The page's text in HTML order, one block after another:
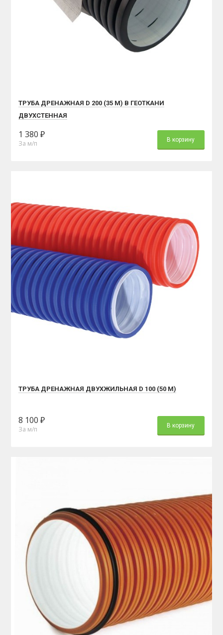
ТРУБА ДРЕНАЖНАЯ D 200 (35 М) В ГЕОТКАНИ
ДВУХСТЕННАЯ
1 380 ₽
За м/п В корзину
ТРУБА ДРЕНАЖНАЯ ДВУХЖИЛЬНАЯ D 100 (50 М)
8 100 ₽
За м/п В корзину